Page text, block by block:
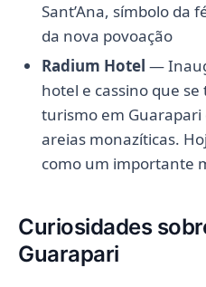
Sant’Ana, símbolo da
da nova povoação
Radium Hotel —
hotel e cassino que
turismo em
areias monazíticas.
como um importante
Curiosidades
Guarapari